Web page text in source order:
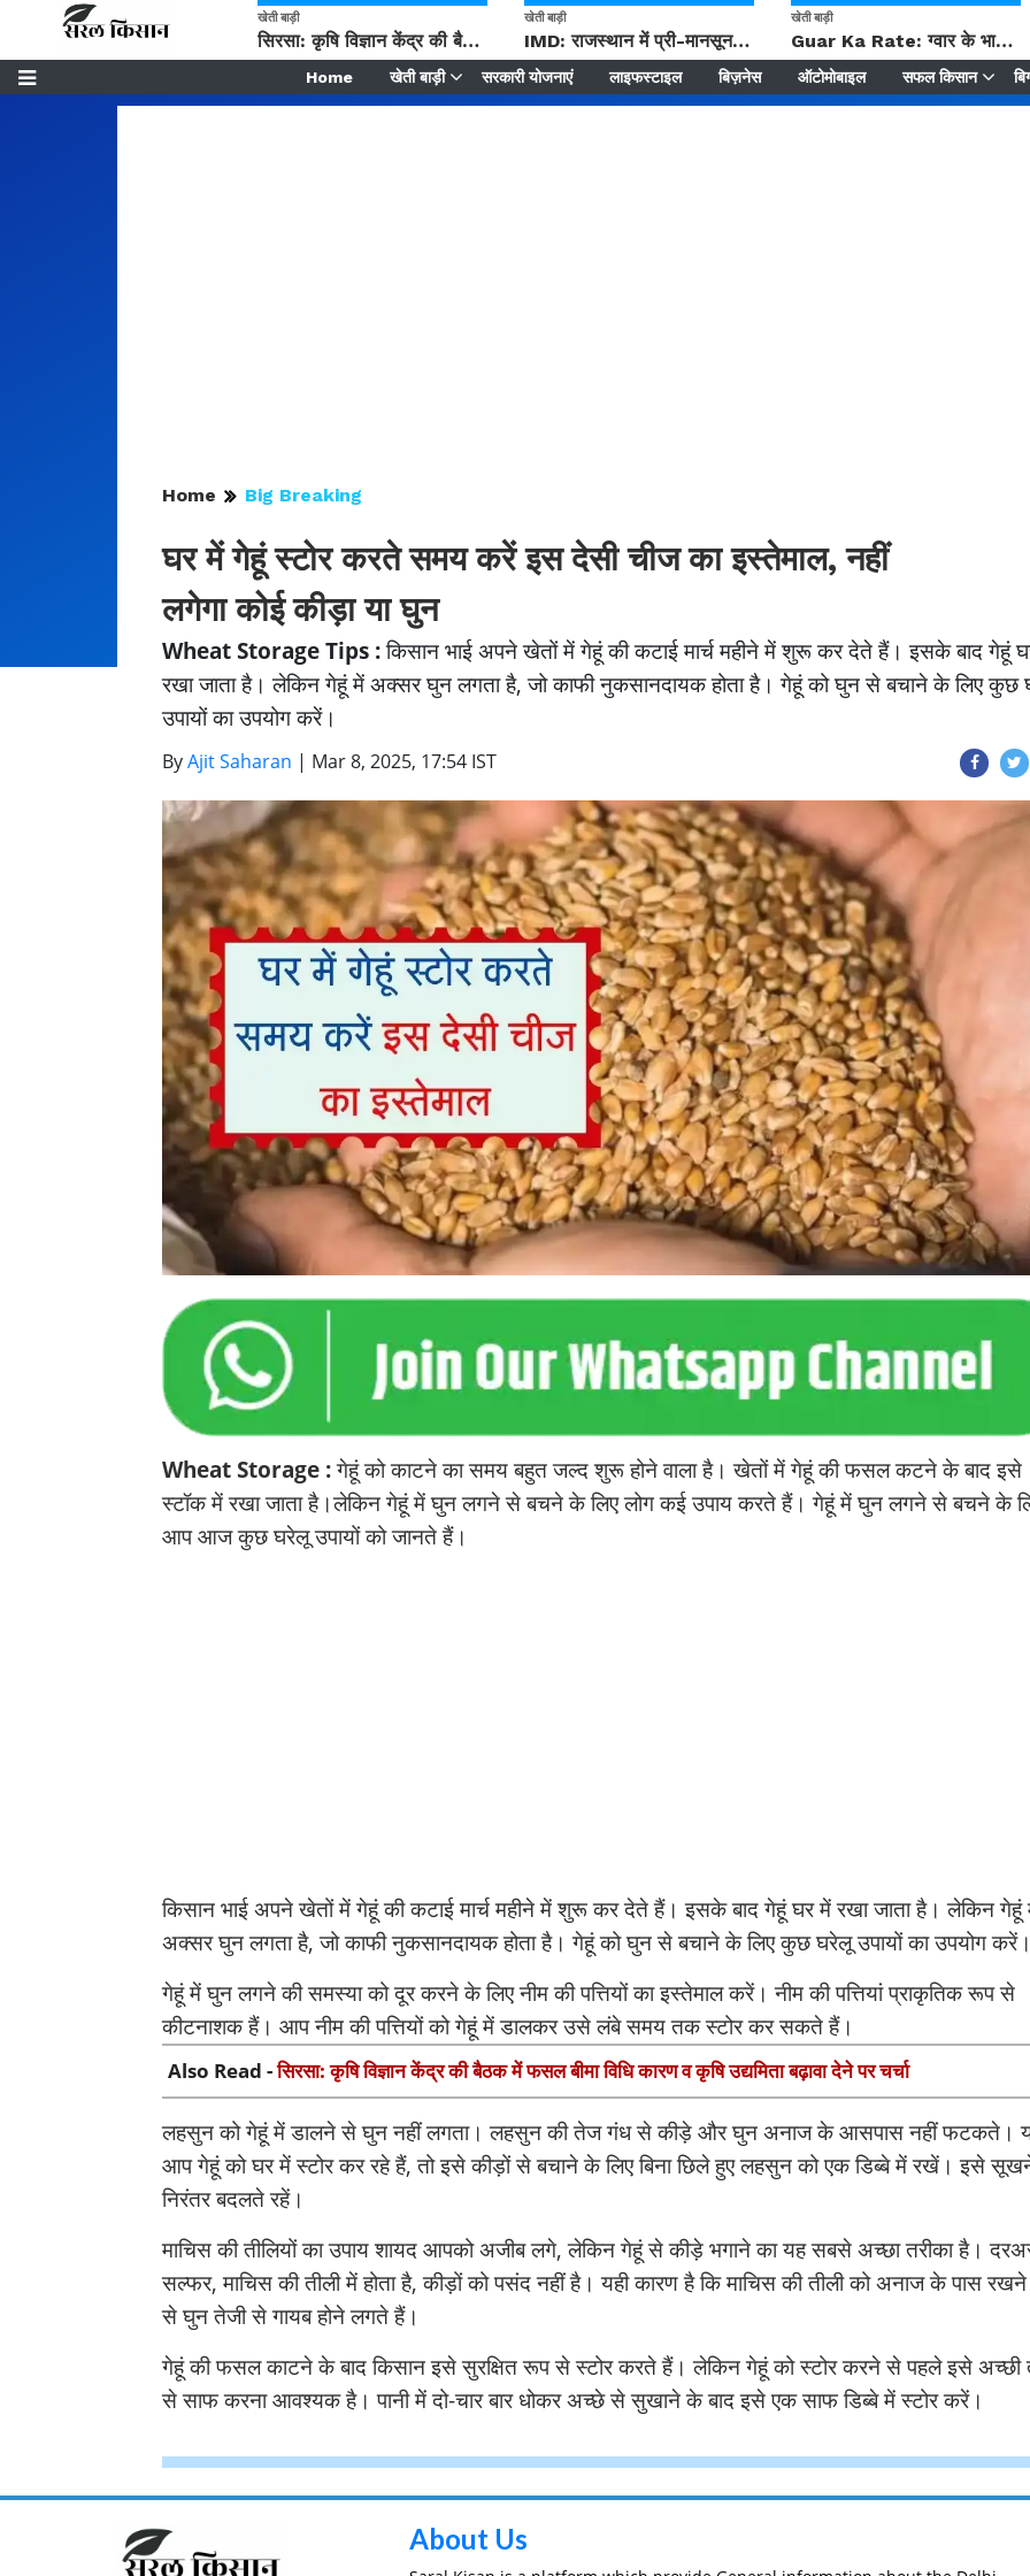
खेती बाड़ी
सिरसा: कृषि विज्ञान केंद्र की बैठक में फसल बीमा विधि कारण व कृषि उद्यमिता बढ़ावा देने पर चर्चा
खेती बाड़ी
IMD: राजस्थान में प्री-मानसून की सामान्य से 74% अधिक बारिश, दस्तक में देरी और मानसून कमजोर रहेगा
खेती बाड़ी
Guar Ka Rate: ग्वार के भाव में हल्की बढ़ोतरी, बढ़ सकता है बुवाई का रकबा
Home खेती बाड़ी सरकारी योजनाएं लाइफस्टाइल बिज़नेस ऑटोमोबाइल सफल किसान
Home Big Breaking
घर में गेहूं स्टोर करते समय करें इस देसी चीज का इस्तेमाल, नहीं
लगेगा कोई कीड़ा या घुन
Wheat Storage Tips :किसान भाई अपने खेतों में गेहूं की कटाई मार्च महीने में शुरू कर देते हैं। इसके बाद गेहूं
रखा जाता है। लेकिन गेहूं में अक्सर घुन लगता है, जो काफी नुकसानदायक होता है। गेहूं को घुन से बचाने के लिए कुछ
उपायों का उपयोग करें।
ByAjit Saharan | Mar 8, 2025, 17:54 IST
Wheat Storage :गेहूं को काटने का समय बहुत जल्द शुरू होने वाला है। खेतों में गेहूं की फसल कटने के बाद इसे
स्टॉक में रखा जाता है।लेकिन गेहूं में घुन लगने से बचने के लिए लोग कई उपाय करते हैं। गेहूं में घुन लगने से बचने के
आप आज कुछ घरेलू उपायों को जानते हैं।
किसान भाई अपने खेतों में गेहूं की कटाई मार्च महीने में शुरू कर देते हैं। इसके बाद गेहूं घर में रखा जाता है। लेकिन गेहूं
अक्सर घुन लगता है, जो काफी नुकसानदायक होता है। गेहूं को घुन से बचाने के लिए कुछ घरेलू उपायों का उपयोग
गेहूं में घुन लगने की समस्या को दूर करने के लिए नीम की पत्तियों का इस्तेमाल करें। नीम की पत्तियां प्राकृतिक रूप से
कीटनाशक हैं। आप नीम की पत्तियों को गेहूं में डालकर उसे लंबे समय तक स्टोर कर सकते हैं।
Also Read -सिरसा: कृषि विज्ञान केंद्र की बैठक में फसल बीमा विधि कारण व कृषि उद्यमिता बढ़ावा देने पर चर्चा
लहसुन को गेहूं में डालने से घुन नहीं लगता। लहसुन की तेज गंध से कीड़े और घुन अनाज के आसपास नहीं फटकते।
आप गेहूं को घर में स्टोर कर रहे हैं, तो इसे कीड़ों से बचाने के लिए बिना छिले हुए लहसुन को एक डिब्बे में रखें। इसे
निरंतर बदलते रहें।
माचिस की तीलियों का उपाय शायद आपको अजीब लगे, लेकिन गेहूं से कीड़े भगाने का यह सबसे अच्छा तरीका है।
सल्फर, माचिस की तीली में होता है, कीड़ों को पसंद नहीं है। यही कारण है कि माचिस की तीली को अनाज के पास
से घुन तेजी से गायब होने लगते हैं।
गेहूं की फसल काटने के बाद किसान इसे सुरक्षित रूप से स्टोर करते हैं। लेकिन गेहूं को स्टोर करने से पहले इसे अच्छी
से साफ करना आवश्यक है। पानी में दो-चार बार धोकर अच्छे से सुखाने के बाद इसे एक साफ डिब्बे में स्टोर करें।
About Us